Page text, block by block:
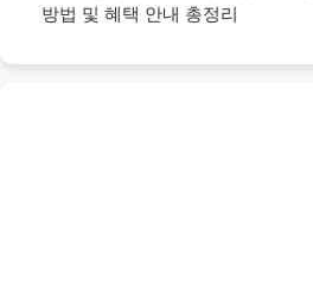
방법 및 혜택 안내 총정리